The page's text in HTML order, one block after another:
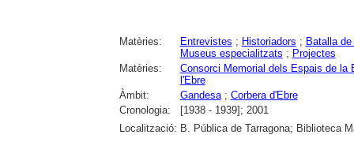
Matèries: Entrevistes ; Historiadors ; Batalla
Museus especialitzats ; Projectes
Matèries:
Consorci Memorial dels Espais de la
l'Ebre
Àmbit:
Gandesa; Corbera d'Ebre
Cronologia:
[1938 - 1939]; 2001
Localització: B. Pública de Tarragona; Biblioteca